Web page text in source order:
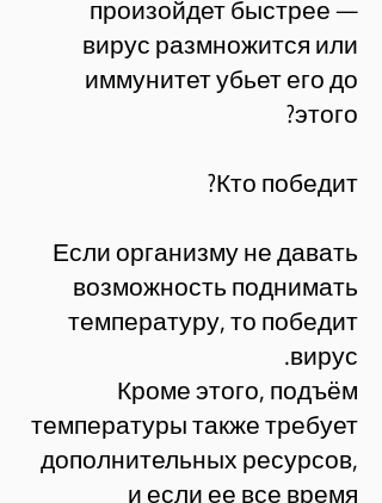
произойдет быстрее —
вирус размножится или
иммунитет убьет его до
этого?
Кто победит?
Если организму не давать
возможность поднимать
температуру, то победит
вирус.
Кроме этого, подъём
температуры также требует
дополнительных ресурсов,
и если ее все время